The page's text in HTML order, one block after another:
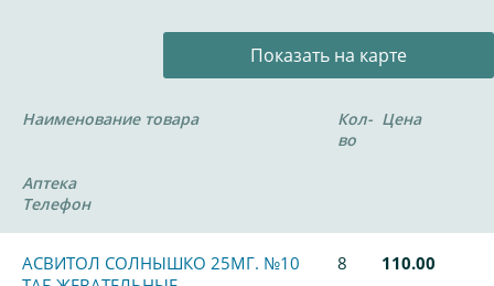
Показать на карте
Наименование товара
Кол-
во
Цена
Аптека
Телефон
АСВИТОЛ СОЛНЫШКО 25МГ. №10
8 110.00